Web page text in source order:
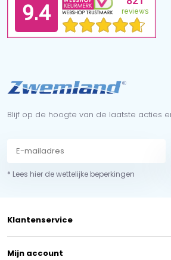
Blijf op de hoogte van de laatste acties
* Lees hier de wettelijke beperkingen
Klantenservice
Mijn account